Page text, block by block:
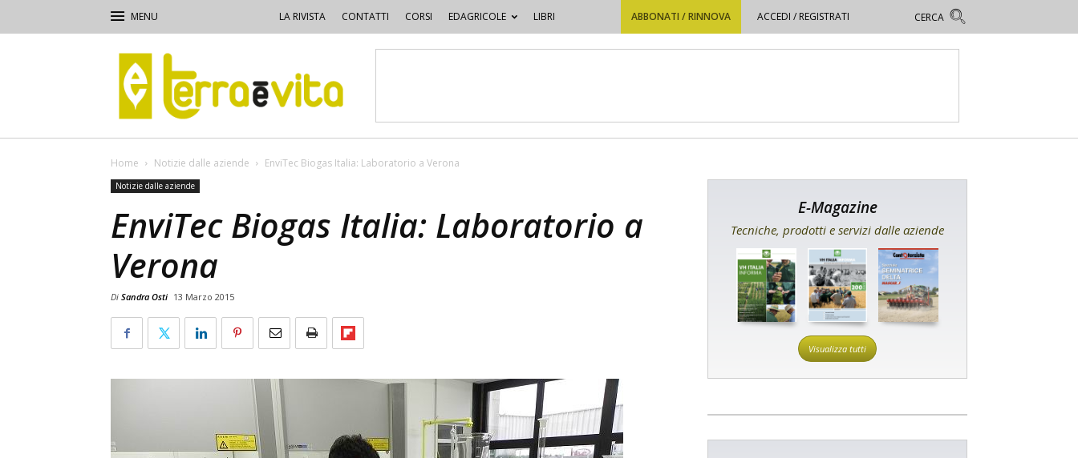
LA RIVISTA CONTATTI CORSI EDAGRICOLE LIBRI ABBONATI / RINNOVA ACCEDI / REGISTRATI
Terra
e
Vita
Home Notizie dalle aziende EnviTec Biogas Italia: Laboratorio a Verona
Notizie dalle aziende
EnviTec Biogas Italia: Laboratorio a
Verona
Di Sandra Osti 13 Marzo 2015
E-Magazine
Tecniche, prodotti e servizi dalle aziende
Visualizza tutti